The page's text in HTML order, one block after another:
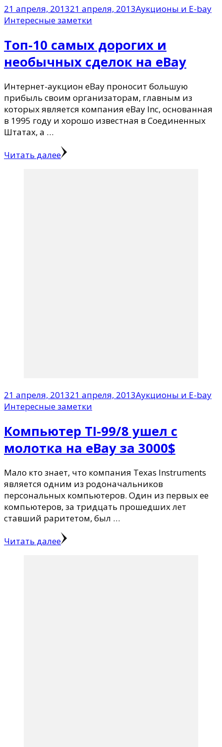
21 апреля, 201321 апреля, 2013Аукционы и E-bay
Интересные заметки
Топ-10 самых дорогих и
необычных сделок на eBay
Интернет-аукцион eBay проносит большую
прибыль своим организаторам, главным из
которых является компания eBay Inc, основанная
в 1995 году и хорошо известная в Соединенных
Штатах, а …
Читать далее
21 апреля, 201321 апреля, 2013Аукционы и E-bay
Интересные заметки
Компьютер TI-99/8 ушел с
молотка на eBay за 3000$
Мало кто знает, что компания Texas Instruments
является одним из родоначальников
персональных компьютеров. Один из первых ее
компьютеров, за тридцать прошедших лет
ставший раритетом, был …
Читать далее